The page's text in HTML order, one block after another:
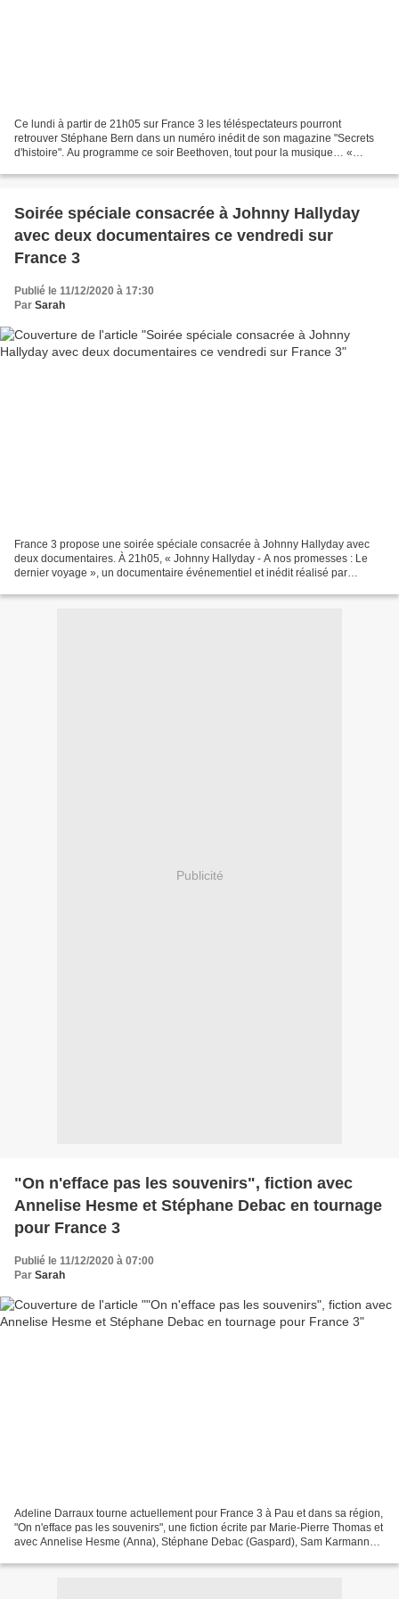
Ce lundi à partir de 21h05 sur France 3 les téléspectateurs pourront
retrouver Stéphane Bern dans un numéro inédit de son magazine "Secrets
d'histoire". Au programme ce soir Beethoven, tout pour la musique… «
Soirée spéciale consacrée à Johnny Hallyday
avec deux documentaires ce vendredi sur
France 3
Publié le 11/12/2020 à 17:30
Par Sarah
France 3 propose une soirée spéciale consacrée à Johnny Hallyday avec
deux documentaires. À 21h05, « Johnny Hallyday - A nos promesses : Le
dernier voyage », un documentaire événementiel et inédit réalisé par
Publicité
"On n'efface pas les souvenirs", fiction avec
Annelise Hesme et Stéphane Debac en tournage
pour France 3
Publié le 11/12/2020 à 07:00
Par Sarah
Adeline Darraux tourne actuellement pour France 3 à Pau et dans sa région,
"On n'efface pas les souvenirs", une fiction écrite par Marie-Pierre Thomas et
avec Annelise Hesme (Anna), Stéphane Debac (Gaspard), Sam Karmann